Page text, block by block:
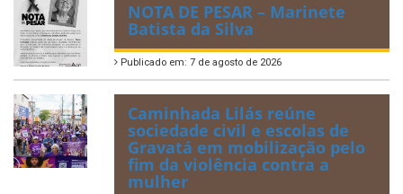
NOTA DE PESAR – Marinete
Batista da Silva
Publicado em: 7 de agosto de 2026
Caminhada Lilás reúne
sociedade civil e escolas de
Gravatá em mobilização pelo
fim da violência contra a
mulher